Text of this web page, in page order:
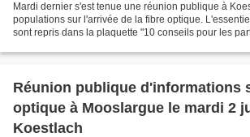
Mardi dernier s'est tenue une réunion publique à
populations sur l'arrivée de la fibre optique.
sont repris dans la plaquette "10 conseils pour les
Réunion publique d'informations
optique à Mooslargue le mardi 2
Koestlach